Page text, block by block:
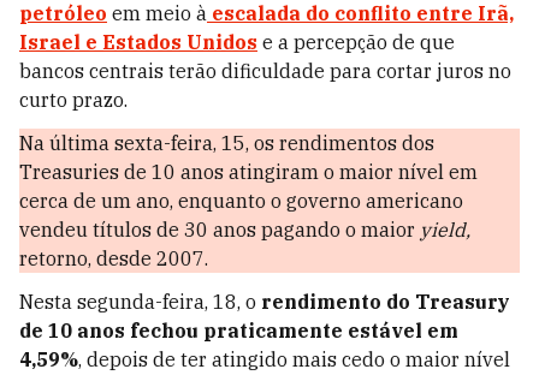
petróleo em meio à escalada do conflito entre Irã,
Israel e Estados Unidos e a percepção de que
bancos centrais terão dificuldade para cortar juros no
curto prazo.
Na última sexta-feira, 15, os rendimentos dos
Treasuries de 10 anos atingiram o maior nível em
cerca de um ano, enquanto o governo americano
vendeu títulos de 30 anos pagando o maior yield,
retorno, desde 2007.
Nesta segunda-feira, 18, o rendimento do Treasury
de 10 anos fechou praticamente estável em
4,59%, depois de ter atingido mais cedo o maior nível